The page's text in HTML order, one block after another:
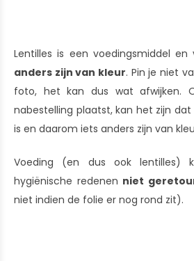
Lentilles is een voedingsmiddel en
anders zijn van kleur. Pin je niet
foto, het kan dus wat afwijken.
nabestelling plaatst, kan het zijn
is en daarom iets anders zijn van
Voeding (en dus ook lentilles)
hygiënische redenen niet
niet indien de folie er nog rond zit).